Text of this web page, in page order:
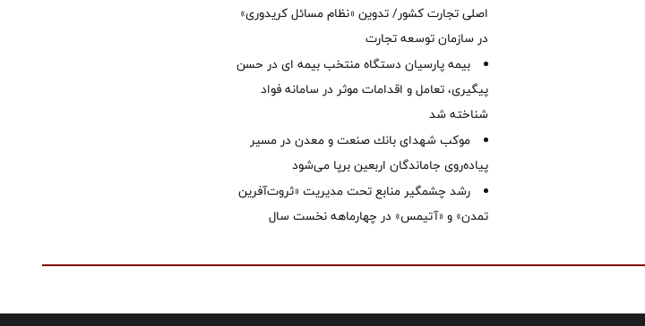
اصلی تجارت کشور/ تدوین «نظام مسائل کریدوری»
در سازمان توسعه تجارت
بیمه پارسیان دستگاه منتخب بیمه ای در حسن
پیگیری، تعامل و اقدامات موثر در سامانه فواد
شناخته شد
موكب شهدای بانك صنعت و معدن در مسیر
پیاده‌روی جاماندگان اربعین برپا می‌شود
رشد چشمگیر منابع تحت مدیریت «ثروت‌آفرین
تمدن» و «آتیمس» در چهارماهه نخست سال